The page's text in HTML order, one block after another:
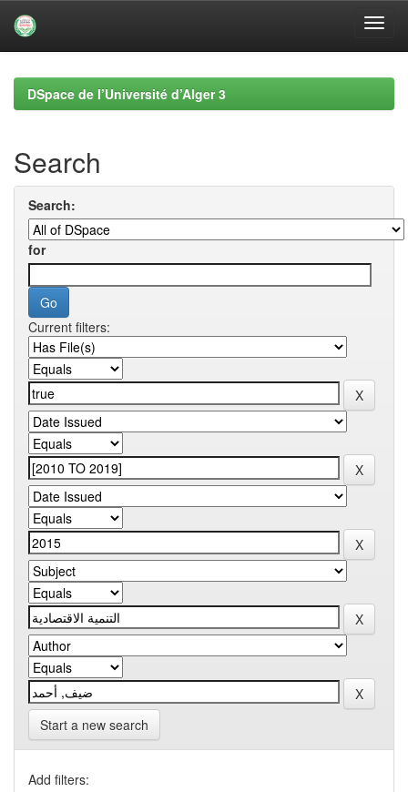
navigationDSpace de l’Université d’Alger 3
Search
Search:
for
Current filters:
Start a new search
Add filters: